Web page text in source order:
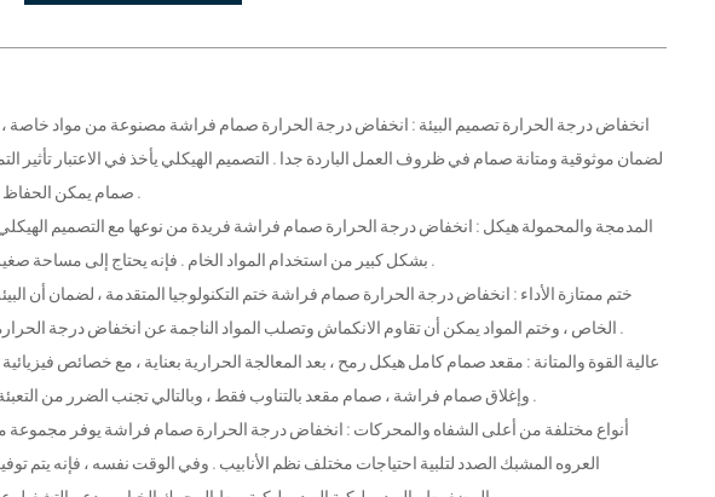
لضمان موثوقية ومتانة صمام في ظروف العمل الباردة جدا . التصميم الهيكلي يأخذ في الاعتبار
صمام يمكن الحفاظ على ختم جيدة و الأداء التشغيلي في عملية تغيير درجة الحرارة .
بشكل كبير من استخدام المواد الخام . فإنه يحتاج إلى مساحة صغيرة لتركيب ، من السهل أن تكون مرنة في مختلف نظم الأنابيب .
الخاص ، وختم المواد يمكن أن تقاوم الانكماش وتصلب المواد الناجمة عن انخفاض درجة الحرارة ، وبالتالي ضمان الاستقرار على المدى الطويل من تأثير الختم .
وإغلاق صمام فراشة ، صمام مقعد بالتناوب فقط ، وبالتالي تجنب الضرر من التعبئة بسبب رفع العمل ، وضمان موثوقية الختم ، وإطالة عمر خدمة .
العروه المشبك الصدد لتلبية احتياجات مختلف نظم الأنابيب . وفي الوقت نفسه ، فإنه يتم